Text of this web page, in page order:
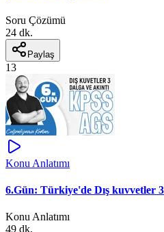
Soru Çözümü
24 dk.
Paylaş
13
Konu Anlatımı
6.Gün: Türkiye'de Dış kuvvetler
Konu Anlatımı
49 dk.